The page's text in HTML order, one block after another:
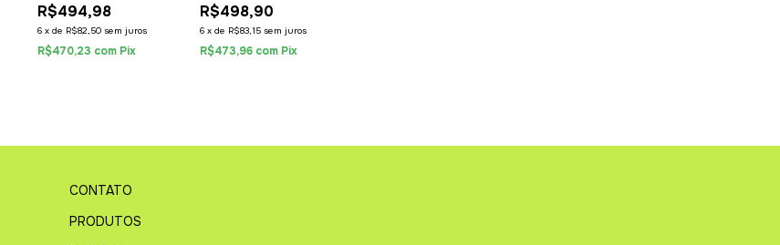
GLUE BALM + KIT
COMPLEX3D
R$494,98
6 xde R$82,50 sem juros
R$470,23 com Pix
R$498,90
6 xde R$83,15 sem juros
R$473,96 com Pix
CONTATO
PRODUTOS